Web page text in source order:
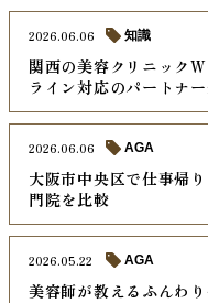
関西の美容クリニック
ライン対応のパートナ
2026.06.06 知識
大阪市中央区で仕事帰
門院を比較
2026.06.06 AGA
美容師が教えるふんわ
2026.05.22 AGA